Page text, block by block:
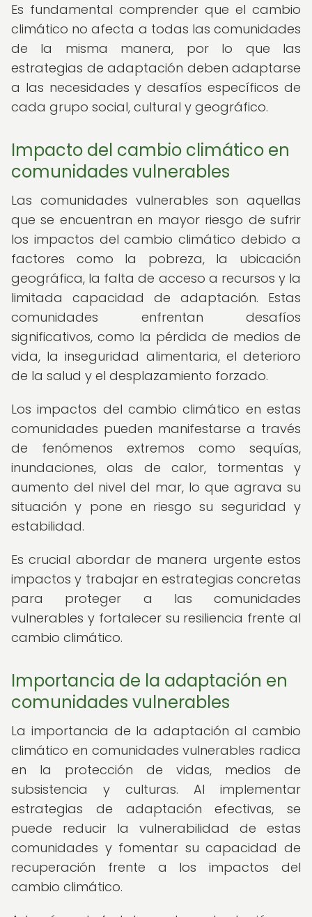
Es fundamental comprender que el cambio
climático no afecta a todas las comunidades
de la misma manera, por lo que las
estrategias de adaptación deben adaptarse
a las necesidades y desafíos específicos de
cada grupo social, cultural y geográfico.
Impacto del cambio climático en
comunidades vulnerables
Las comunidades vulnerables son aquellas
que se encuentran en mayor riesgo de sufrir
los impactos del cambio climático debido a
factores como la pobreza, la ubicación
geográfica, la falta de acceso a recursos y la
limitada capacidad de adaptación. Estas
comunidades enfrentan desafíos
significativos, como la pérdida de medios de
vida, la inseguridad alimentaria, el deterioro
de la salud y el desplazamiento forzado.
Los impactos del cambio climático en estas
comunidades pueden manifestarse a través
de fenómenos extremos como sequías,
inundaciones, olas de calor, tormentas y
aumento del nivel del mar, lo que agrava su
situación y pone en riesgo su seguridad y
estabilidad.
Es crucial abordar de manera urgente estos
impactos y trabajar en estrategias concretas
para proteger a las comunidades
vulnerables y fortalecer su resiliencia frente al
cambio climático.
Importancia de la adaptación en
comunidades vulnerables
La importancia de la adaptación al cambio
climático en comunidades vulnerables radica
en la protección de vidas, medios de
subsistencia y culturas. Al implementar
estrategias de adaptación efectivas, se
puede reducir la vulnerabilidad de estas
comunidades y fomentar su capacidad de
recuperación frente a los impactos del
cambio climático.